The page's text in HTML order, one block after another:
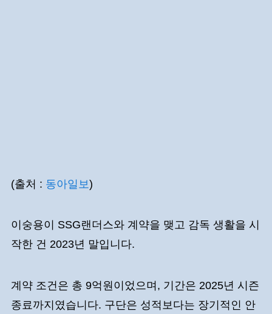
(출처 : 동아일보)
이숭용이 SSG랜더스와 계약을 맺고 감독 생활을 시
작한 건 2023년 말입니다.
계약 조건은 총 9억원이었으며, 기간은 2025년 시즌
종료까지였습니다. 구단은 성적보다는 장기적인 안